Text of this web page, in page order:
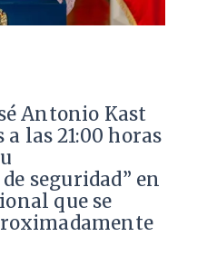
Antonio Kast
las 21:00 horas
seguridad” en
que se